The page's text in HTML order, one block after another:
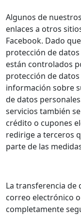
Algunos de
enlaces a otros
Facebook. Dado
protección de
están controlados
protección de
información sobre
de datos
servicios también
crédito o cupones
redirige a terceros
parte de las
La transferencia
correo electrónico
completamente